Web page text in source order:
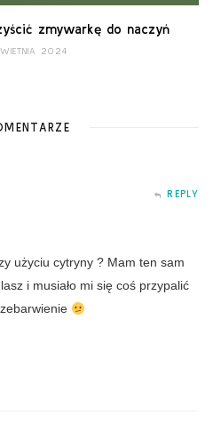
zmywarkę do naczyń
2024
REPLY
użyciu cytryny ? Mam ten sam
i musiało mi się coś przypalić